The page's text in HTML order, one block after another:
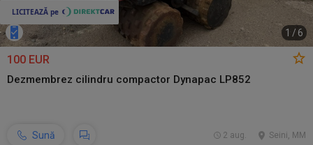
1 /6
100 EUR
Dezmembrez cilindru compactor Dynapac LP852
Sună Seini, MM
2 aug.